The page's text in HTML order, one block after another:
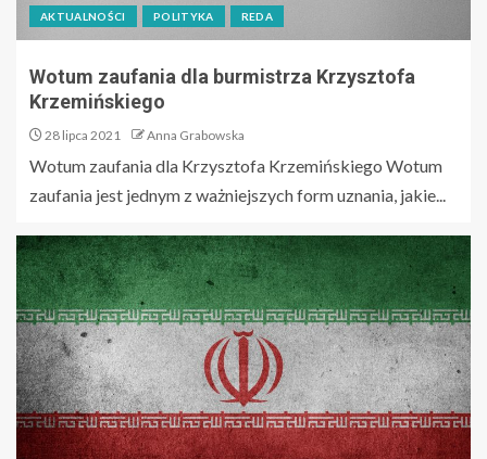
AKTUALNOŚCI POLITYKA REDA
Wotum zaufania dla burmistrza Krzysztofa
Krzemińskiego
28 lipca 2021 Anna Grabowska
Wotum zaufania dla Krzysztofa Krzemińskiego Wotum
zaufania jest jednym z ważniejszych form uznania, jakie...